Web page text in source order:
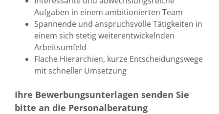
Aufgaben in einem ambitionierten Team
Spannende und anspruchsvolle Tätigkeiten in
einem sich stetig weiterentwickelnden
Arbeitsumfeld
Flache Hierarchien, kurze Entscheidungswege
mit schneller Umsetzung
Ihre Bewerbungsunterlagen senden Sie
bitte an die Personalberatung